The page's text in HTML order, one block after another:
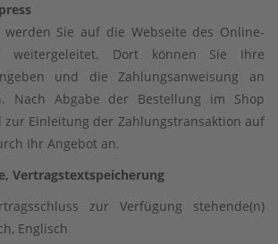
werden Sie auf die Webseite des Online-
weitergeleitet. Dort können Sie Ihre
und die Zahlungsanweisung an
Nach Abgabe der Bestellung im Shop
zur Einleitung der Zahlungstransaktion auf
Ihr Angebot an.
Vertragstextspeicherung
zur Verfügung stehende(n)
Englisch